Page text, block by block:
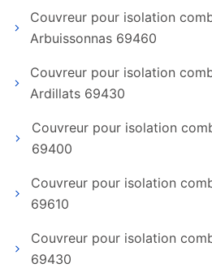
Couvreur pour isolation
Arbuissonnas 69460
Couvreur pour isolation
Ardillats 69430
Couvreur pour isolation
69400
Couvreur pour isolation
69610
Couvreur pour isolation
69430